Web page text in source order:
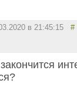
в 21:45:15 #